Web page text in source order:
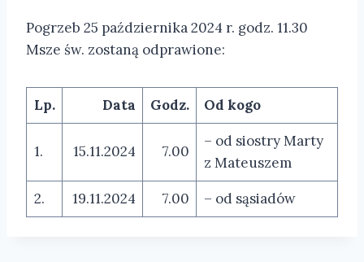
Pogrzeb 25 października 2024 r. godz. 11.30
Msze św. zostaną odprawione:
Lp. Data Godz. Od kogo
1. 15.11.2024 7.00
– od siostry Marty
z Mateuszem
2.
19.11.2024 7.00 – od sąsiadów